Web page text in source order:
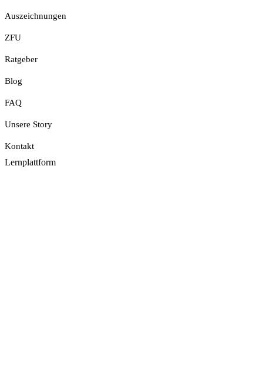
Auszeichnungen
ZFU
Ratgeber
Blog
FAQ
Unsere Story
Kontakt
Lernplattform